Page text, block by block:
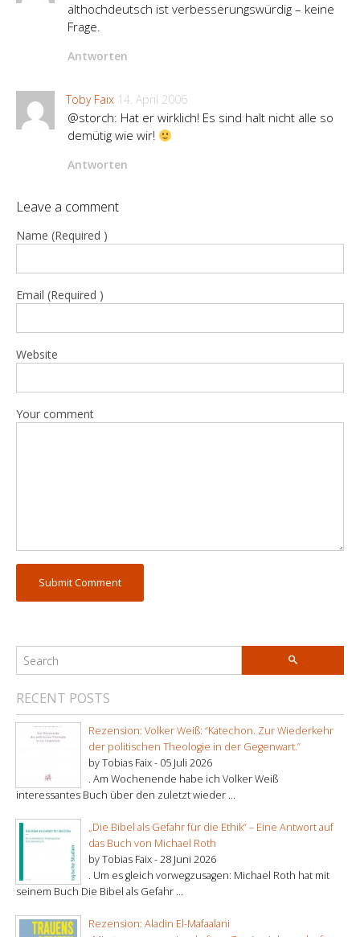
althochdeutsch ist verbesserungswürdig – keine
Frage.
Antworten
Toby Faix 14. April 2006
@storch: Hat er wirklich! Es sind halt nicht alle so
demütig wie wir!
Antworten
Leave a comment
Name (Required )
Email (Required )
Website
Your comment
RECENT POSTS
Rezension: Volker Weiß: “Katechon. Zur Wiederkehr
der politischen Theologie in der Gegenwart.”
by Tobias Faix - 05 Juli 2026
. Am Wochenende habe ich Volker Weiß
interessantes Buch über den zuletzt wieder ...
„Die Bibel als Gefahr für die Ethik“ – Eine Antwort auf
das Buch von Michael Roth
by Tobias Faix -28 Juni 2026
. Um es gleich vorwegzusagen: Michael Roth hat mit
seinem Buch Die Bibel als Gefahr ...
Rezension: Aladin El-Mafaalani